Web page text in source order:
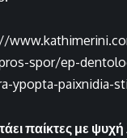
spor/ep-
ypopta-paixnidia-
παίκτες με ψυχή